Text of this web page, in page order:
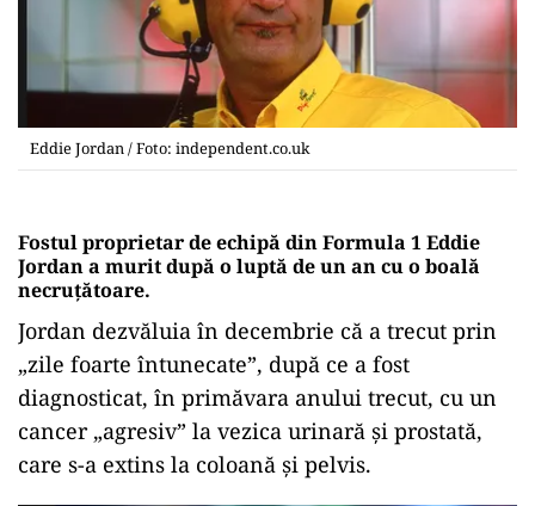
Eddie Jordan / Foto: independent.co.uk
Fostul proprietar de echipă din Formula 1 Eddie
Jordan a murit după o luptă de un an cu o boală
necruțătoare.
Jordan dezvăluia în decembrie că a trecut prin
„zile foarte întunecate”, după ce a fost
diagnosticat, în primăvara anului trecut, cu un
cancer „agresiv” la vezica urinară și prostată,
care s-a extins la coloană și pelvis.